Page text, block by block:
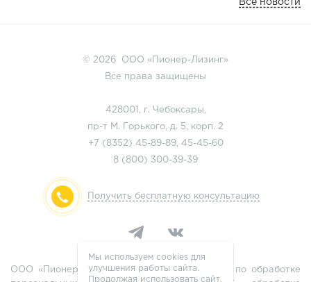
Все новости
© 2026 ООО «Пионер-Лизинг»
Все права защищены
428001, г. Чебоксары,
пр-т М. Горького, д. 5, корп. 2
+7 (8352) 45-89-89, 45-45-60
8 (800) 300-39-39
Получить бесплатную консультацию
ООО «Пионер-Лизинг» является оператором по обработке
Мы используем cookies для
улучшения работы сайта.
Продолжая использовать сайт,